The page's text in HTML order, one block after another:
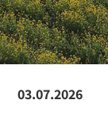
03.07.2026